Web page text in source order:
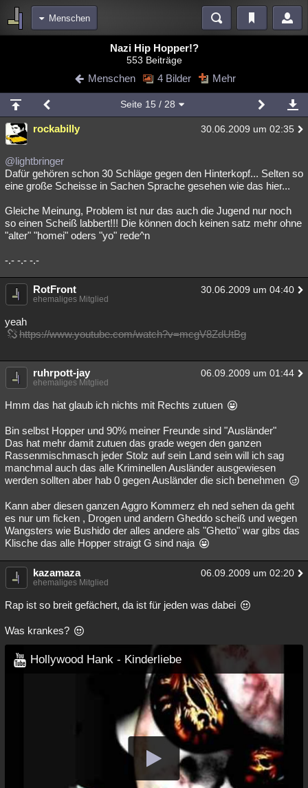
Menschen
Blogs Videos
Chat Wiki Neuigkeiten
meine Rubriken
Menschen Wissenschaft Mystery Kriminalfälle
Spiritualität
Natur Umfragen Unterhaltung
weitere Rubriken
Philosophie Träume Orte Esoterik Literatur
Musik
Übersichten
Besucht
Nazi Hip Hopper!?
553 Beiträge
Menschen 4 Bilder Mehr
Seite 15 / 28
rockabilly 30.06.2009 um 02:35
@lightbringer
Dafür gehören schon 30 Schläge gegen den Hinterkopf... Selten so
eine große Scheisse in Sachen Sprache gesehen wie das hier...
Gleiche Meinung, Problem ist nur das auch die Jugend nur noch
so einen Scheiß labbert!!! Die können doch keinen satz mehr ohne
"alter" "homei" oders "yo" rede^n
-.- -.- -.-
RotFront 30.06.2009 um 04:40
ehemaliges Mitglied
yeah
https://www.youtube.com/watch?v=mcgV8ZdUtBg
ruhrpott-jay 06.09.2009 um 01:44
ehemaliges Mitglied
Hmm das hat glaub ich nichts mit Rechts zutuen
Bin selbst Hopper und 90% meiner Freunde sind "Ausländer"
Das hat mehr damit zutuen das grade wegen den ganzen
Rassenmischmasch jeder Stolz auf sein Land sein will ich sag
manchmal auch das alle Kriminellen Ausländer ausgewiesen
werden sollten aber hab 0 gegen Ausländer die sich benehmen
Kann aber diesen ganzen Aggro Kommerz eh ned sehen da geht
es nur um ficken , Drogen und andern Gheddo scheiß und wegen
Wangsters wie Bushido der alles andere als "Ghetto" war gibs das
Klische das alle Hopper straigt G sind naja
kazamaza 06.09.2009 um 02:20
ehemaliges Mitglied
Rap ist so breit gefächert, da ist für jeden was dabei
Was krankes?
Hollywood Hank - Kinderliebe